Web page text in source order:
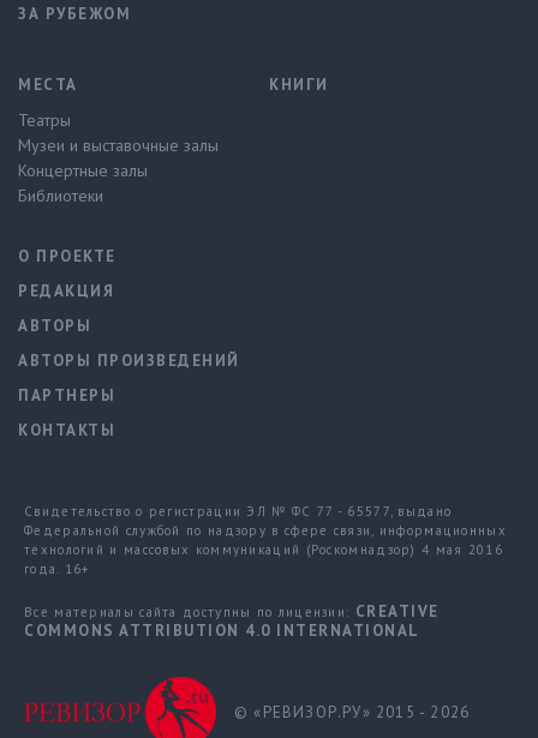
ЗА РУБЕЖОМ
МЕСТА
Театры
Музеи и выставочные залы
Концертные залы
Библиотеки
КНИГИ
О ПРОЕКТЕ
РЕДАКЦИЯ
АВТОРЫ
АВТОРЫ ПРОИЗВЕДЕНИЙ
ПАРТНЕРЫ
КОНТАКТЫ
Свидетельство о регистрации ЭЛ № ФС 77 - 65577, выдано
Федеральной службой по надзору в сфере связи, информационных
технологий и массовых коммуникаций (Роскомнадзор) 4 мая 2016
года. 16+
Все материалы сайта доступны по лицензии: CREATIVE
COMMONS ATTRIBUTION 4.0 INTERNATIONAL
© «РЕВИЗОР.РУ» 2015 - 2026